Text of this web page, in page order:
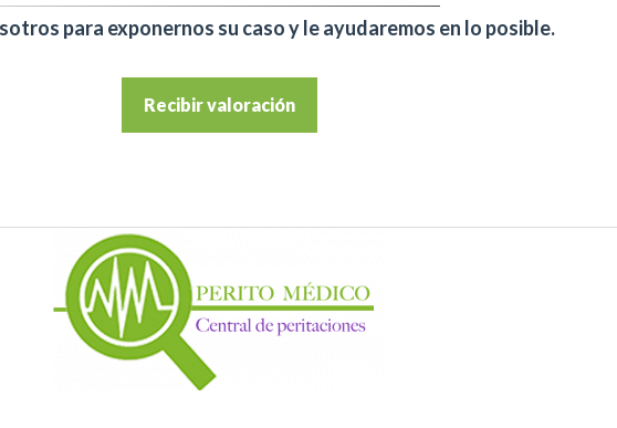
para exponernos su caso y le ayudaremos en lo posible.
Recibir valoración